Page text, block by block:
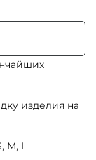
изделия на
M, L